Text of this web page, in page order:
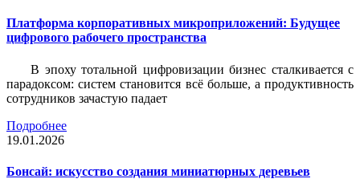
Платформа корпоративных микроприложений: Будущее
цифрового рабочего пространства
В эпоху тотальной цифровизации бизнес сталкивается с
парадоксом: систем становится всё больше, а продуктивность
сотрудников зачастую падает
Подробнее
19.01.2026
Бонсай: искусство создания миниатюрных деревьев